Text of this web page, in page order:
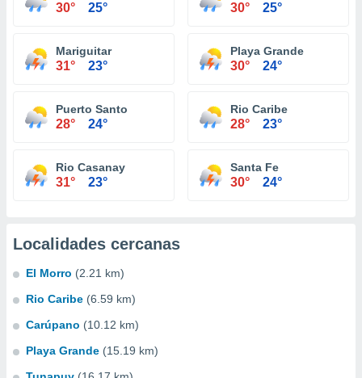
30° 25° 30° 25°
Mariguitar
31° 23°
Playa Grande
30° 24°
Puerto Santo
28° 24°
Rio Caribe
28° 23°
Rio Casanay
31° 23°
Santa Fe
30° 24°
Localidades cercanas
El Morro (2.21 km)
Rio Caribe (6.59 km)
Carúpano (10.12 km)
Playa Grande (15.19 km)